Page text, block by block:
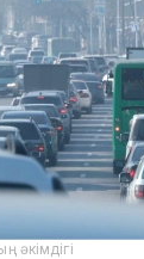
әкімдігі